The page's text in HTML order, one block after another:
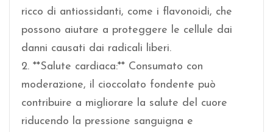
ricco di antiossidanti, come i flavonoidi, che
possono aiutare a proteggere le cellule dai
danni causati dai radicali liberi.
2. **Salute cardiaca:** Consumato con
moderazione, il cioccolato fondente può
contribuire a migliorare la salute del cuore
riducendo la pressione sanguigna e